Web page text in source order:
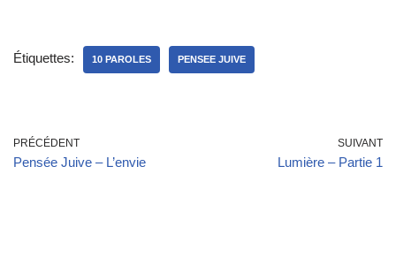
Étiquettes: 10 PAROLES PENSEE JUIVE
PRÉCÉDENT
Pensée Juive – L’envie
SUIVANT
Lumière – Partie 1